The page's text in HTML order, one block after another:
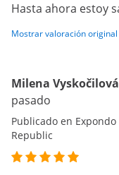
Hasta ahora estoy
Mostrar valoración original
Milena Vyskočilová
pasado
Publicado en Expondo
Republic